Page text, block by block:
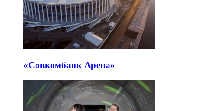
«Совкомбанк Арена⁠»